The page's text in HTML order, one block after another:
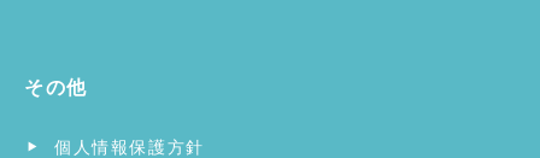
その他
個人情報保護方針